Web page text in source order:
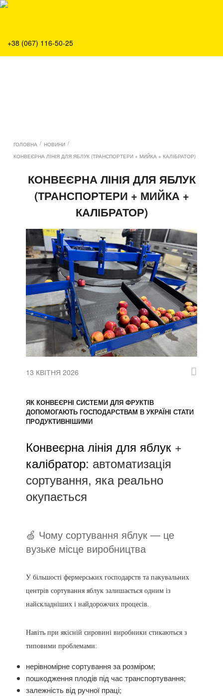
+38 (067) 116-50-25
Про нас
Сервіс
Рішення
ГОЛОВНА / НОВИНИ /
КОНВЕЄРНА ЛІНІЯ ДЛЯ ЯБЛУК (ТРАНСПОРТЕРИ + МИЙКА + КАЛІБРАТОР)
КОНВЕЄРНА ЛІНІЯ ДЛЯ ЯБЛУК
(ТРАНСПОРТЕРИ + МИЙКА +
КАЛІБРАТОР)
13 КВІТНЯ 2026
ЯК КОНВЕЄРНІ СИСТЕМИ ДЛЯ ФРУКТІВ
ДОПОМОГАЮТЬ ГОСПОДАРСТВАМ В УКРАЇНІ СТАТИ
ПРОДУКТИВНІШИМИ
Конвеєрна лінія для яблук +
калібратор: автоматизація
сортування, яка реально
окупається
🍏 Чому сортування яблук — це
вузьке місце виробництва
У більшості фермерських господарств та пакувальних
центрів сортування яблук залишається одним із
найскладніших і найдорожчих процесів.
Навіть при якісній сировині виробники стикаються з
типовими проблемами:
нерівномірне сортування за розміром;
пошкодження плодів під час транспортування;
залежність від ручної праці;